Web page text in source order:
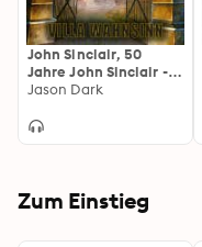
John Sinclair, 50
Jahre John Sinclair -
Villa Wahnsinn
Jason Dark
Zum Einstieg